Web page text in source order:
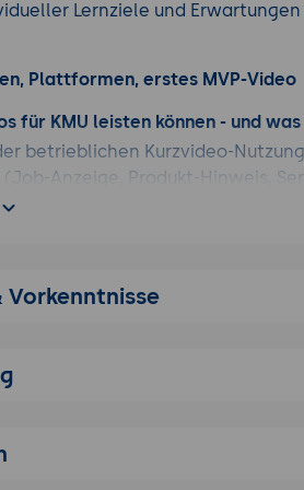
Lernziele und
Plattformen, erstes MVP-Video
für KMU leisten können - und
betrieblichen Kurzvideo-
Anzeige, Produkt-Hinweis,
Tips, FAQ, Mitarbeitenden-
Schritt-für-Schritt-Tipps
FAQ-Beantwortung, Event-
heute gut können:
jenseits der eigenen
erreichen.
Vorkenntnisse